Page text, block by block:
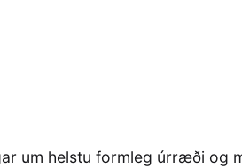
um helstu formleg úrræði og